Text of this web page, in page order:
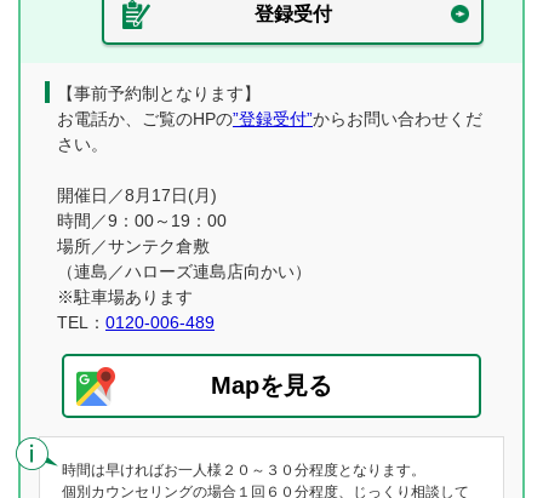
登録受付
【事前予約制となります】
お電話か、ご覧のHPの”登録受付”からお問い合わせくだ
さい。
開催日／8月17日(月)
時間／9：00～19：00
場所／サンテク倉敷
（連島／ハローズ連島店向かい）
※駐車場あります
TEL： 0120-006-489
Mapを見る
時間は早ければお一人様２０～３０分程度となります。
個別カウンセリングの場合１回６０分程度、じっくり相談して